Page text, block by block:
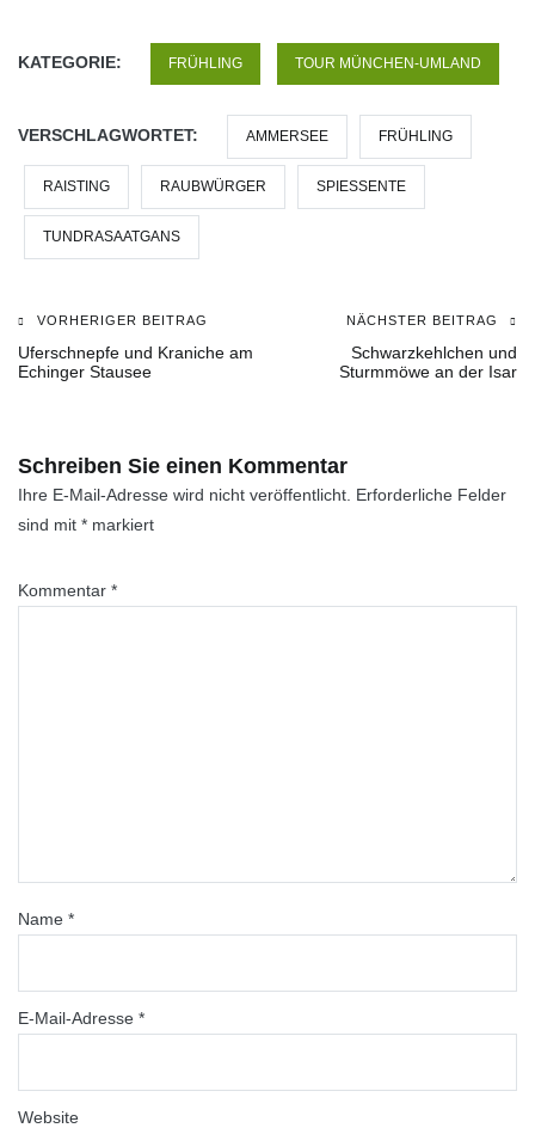
KATEGORIE: FRÜHLING TOUR MÜNCHEN-UMLAND
VERSCHLAGWORTET: AMMERSEE FRÜHLING
RAISTING RAUBWÜRGER SPIESSENTE
TUNDRASAATGANS
Beitragsnavigation
VORHERIGER BEITRAG
Uferschnepfe und Kraniche am
Echinger Stausee
NÄCHSTER BEITRAG
Schwarzkehlchen und
Sturmmöwe an der Isar
Schreiben Sie einen Kommentar
Ihre E-Mail-Adresse wird nicht veröffentlicht. Erforderliche Felder
sind mit * markiert
Kommentar *
Name *
E-Mail-Adresse *
Website